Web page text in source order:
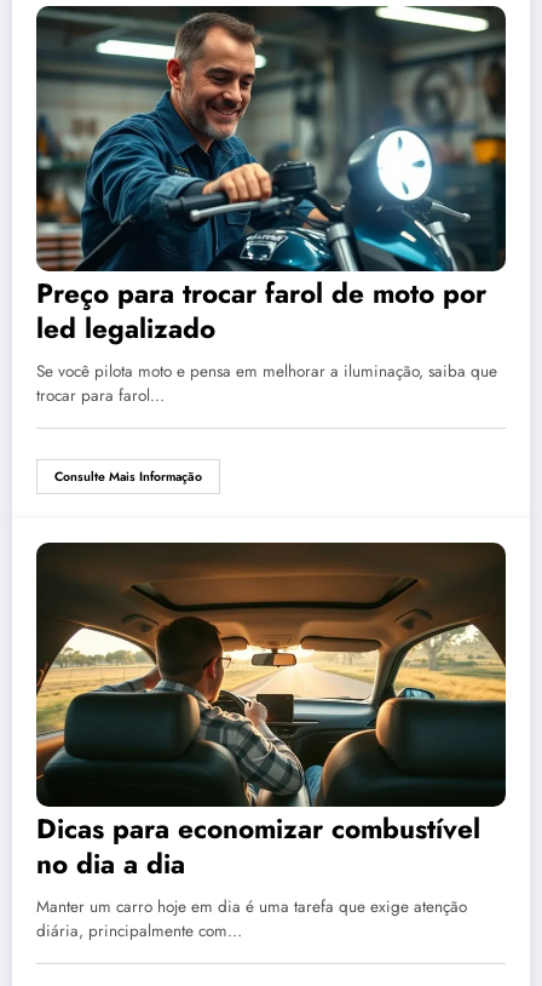
Preço para trocar farol de moto por
led legalizado
Se você pilota moto e pensa em melhorar a iluminação, saiba que
trocar para farol…
Consulte Mais Informação
Dicas para economizar combustível
no dia a dia
Manter um carro hoje em dia é uma tarefa que exige atenção
diária, principalmente com…